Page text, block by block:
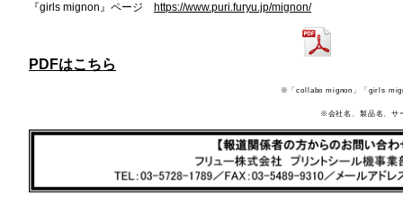
『girls mignon』ページ https://www.puri.furyu.jp/mignon/
PDFはこちら
※「collabo mignon」「girls
※会社名、製品名、サ